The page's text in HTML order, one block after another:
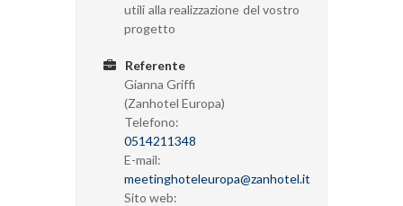
utili alla realizzazione del vostro
progetto
Referente
Gianna Griffi
(Zanhotel Europa)
Telefono:
0514211348
E-mail:
meetinghoteleuropa@zanhotel.it
Sito web: